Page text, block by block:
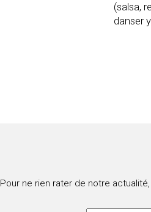
(salsa,
danser y
Pour ne rien rater de notre